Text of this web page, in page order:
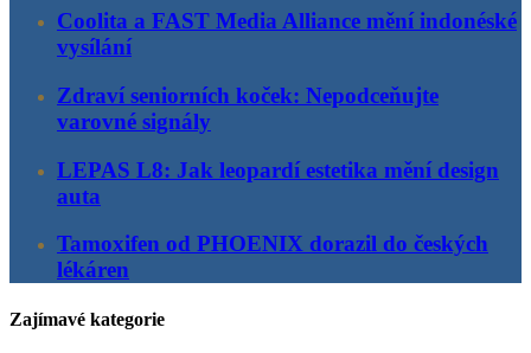
Coolita a FAST Media Alliance mění indonéské
vysílání
Zdraví seniorních koček: Nepodceňujte
varovné signály
LEPAS L8: Jak leopardí estetika mění design
auta
Tamoxifen od PHOENIX dorazil do českých
lékáren
Zajímavé kategorie